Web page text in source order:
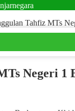
Tahfiz MTs
Negeri